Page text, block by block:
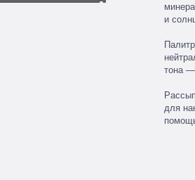
и
тона —
для